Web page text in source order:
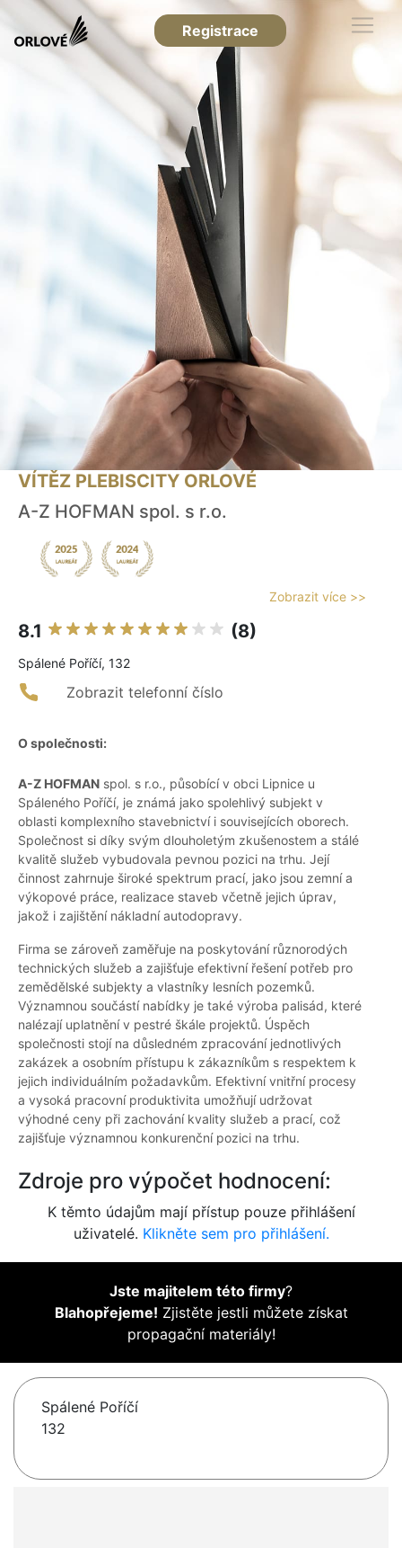
Registrace
VÍTĚZ PLEBISCITY ORLOVÉ
A-Z HOFMAN spol. s r.o.
Zobrazit více >>
8.1 (8)
Spálené Poříčí, 132
Zobrazit telefonní číslo
O společnosti:
A-Z HOFMAN spol. s r.o., působící v obci Lipnice u
Spáleného Poříčí, je známá jako spolehlivý subjekt v
oblasti komplexního stavebnictví i souvisejících oborech.
Společnost si díky svým dlouholetým zkušenostem a stálé
kvalitě služeb vybudovala pevnou pozici na trhu. Její
činnost zahrnuje široké spektrum prací, jako jsou zemní a
výkopové práce, realizace staveb včetně jejich úprav,
jakož i zajištění nákladní autodopravy.
Firma se zároveň zaměřuje na poskytování různorodých
technických služeb a zajišťuje efektivní řešení potřeb pro
zemědělské subjekty a vlastníky lesních pozemků.
Významnou součástí nabídky je také výroba palisád, které
nalézají uplatnění v pestré škále projektů. Úspěch
společnosti stojí na důsledném zpracování jednotlivých
zakázek a osobním přístupu k zákazníkům s respektem k
jejich individuálním požadavkům. Efektivní vnitřní procesy
a vysoká pracovní produktivita umožňují udržovat
výhodné ceny při zachování kvality služeb a prací, což
zajišťuje významnou konkurenční pozici na trhu.
Zdroje pro výpočet hodnocení:
K těmto údajům mají přístup pouze přihlášení
uživatelé. Klikněte sem pro přihlášení.
Jste majitelem této firmy?
Blahopřejeme! Zjistěte jestli můžete získat
propagační materiály!
Spálené Poříčí
132